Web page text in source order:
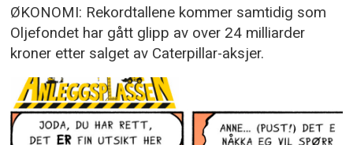
ØKONOMI: Rekordtallene kommer samtidig som
Oljefondet har gått glipp av over 24 milliarder
kroner etter salget av Caterpillar-aksjer.